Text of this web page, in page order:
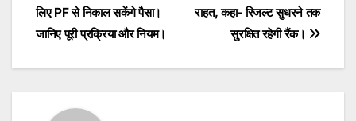
A
p
p
b
o
o
e
g
navigation
राहत, कहा- रिजल्ट सुधरने तक
सुरक्षित रहेगी रैंक।
लिए PF से निकाल सकेंगे पैसा।
जानिए पूरी प्रक्रिया और नियम।